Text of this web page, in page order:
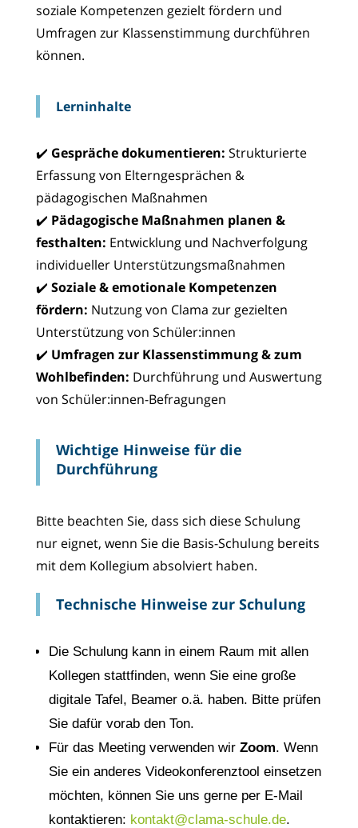
soziale Kompetenzen gezielt fördern und
Umfragen zur Klassenstimmung durchführen
können.
Lerninhalte
✔️ Gespräche dokumentieren: Strukturierte
Erfassung von Elterngesprächen &
pädagogischen Maßnahmen
✔️ Pädagogische Maßnahmen planen &
festhalten: Entwicklung und Nachverfolgung
individueller Unterstützungsmaßnahmen
✔️ Soziale & emotionale Kompetenzen
fördern: Nutzung von Clama zur gezielten
Unterstützung von Schüler:innen
✔️ Umfragen zur Klassenstimmung & zum
Wohlbefinden: Durchführung und Auswertung
von Schüler:innen-Befragungen
Wichtige Hinweise für die
Durchführung
Bitte beachten Sie, dass sich diese Schulung
nur eignet, wenn Sie die Basis-Schulung bereits
mit dem Kollegium absolviert haben.
Technische Hinweise zur Schulung
Die Schulung kann in einem Raum mit allen
Kollegen stattfinden, wenn Sie eine große
digitale Tafel, Beamer o.ä. haben. Bitte prüfen
Sie dafür vorab den Ton.
Für das Meeting verwenden wir Zoom. Wenn
Sie ein anderes Videokonferenztool einsetzen
möchten, können Sie uns gerne per E-Mail
kontaktieren: kontakt@clama-schule.de.